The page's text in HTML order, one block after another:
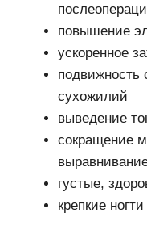
повышение
ускоренное
подвижность
сухожилий
выведение
сокращение
густые,
крепкие ногти